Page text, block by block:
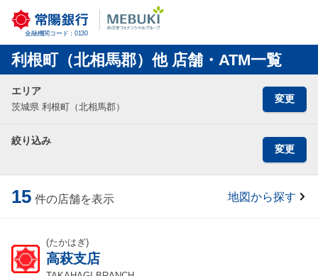
金融機関コード：0130
利根町（北相馬郡）他 店舗・ATM一覧
エリア
茨城県 利根町（北相馬郡）
変更
絞り込み
変更
15 件の店舗を表示 地図から探す
(たかはぎ)
高萩支店